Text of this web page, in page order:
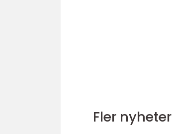
Fler nyheter